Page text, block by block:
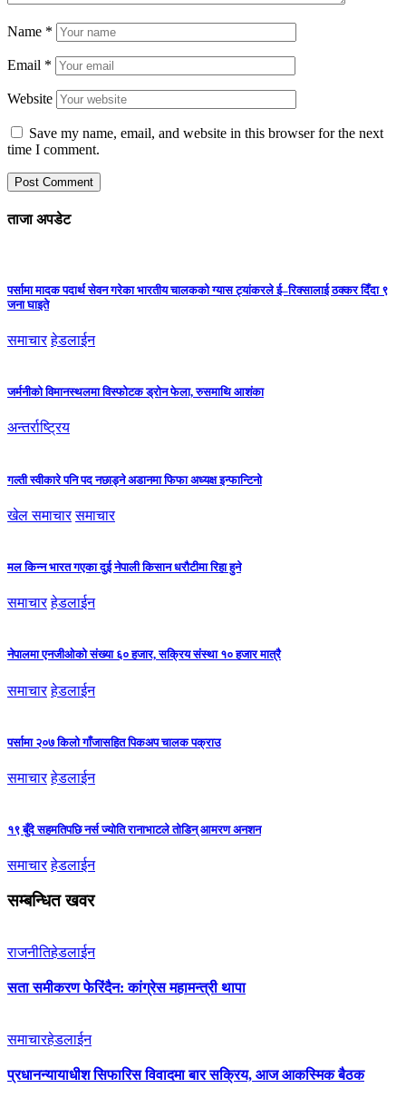
Name *
Email *
Website
Save my name, email, and website in this browser for the next
time I comment.
ताजा अपडेट
पर्सामा मादक पदार्थ सेवन गरेका भारतीय चालकको ग्यास ट्यांकरले ई–रिक्सालाई ठक्कर दिँदा ९
जना घाइते
समाचार हेडलाईन
जर्मनीको विमानस्थलमा विस्फोटक ड्रोन फेला, रुसमाथि आशंका
अन्तर्राष्ट्रिय
गल्ती स्वीकारे पनि पद नछाड्ने अडानमा फिफा अध्यक्ष इन्फान्टिनो
खेल समाचार समाचार
मल किन्न भारत गएका दुई नेपाली किसान धरौटीमा रिहा हुने
समाचार हेडलाईन
नेपालमा एनजीओको संख्या ६० हजार, सक्रिय संस्था १० हजार मात्रै
समाचार हेडलाईन
पर्सामा २०७ किलो गाँजासहित पिकअप चालक पक्राउ
समाचार हेडलाईन
१९ बुँदे सहमतिपछि नर्स ज्योति रानाभाटले तोडिन् आमरण अनशन
समाचार हेडलाईन
सम्बन्धित खवर
राजनीतिहेडलाईन
सता समीकरण फेरिंदैन: कांग्रेस महामन्त्री थापा
समाचारहेडलाईन
प्रधानन्यायाधीश सिफारिस विवादमा बार सक्रिय, आज आकस्मिक बैठक